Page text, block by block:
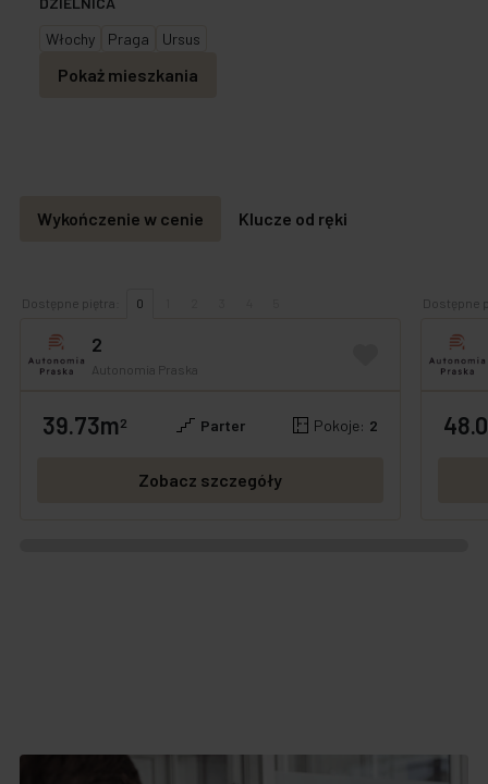
Włochy
Praga Ursus
Pokaż mieszkania
Wykończenie w cenie Klucze od ręki
Dostępne piętra: 0
2
Autonomia Praska
GOTOWE OFERTA SPECJALNA
39.73m2 Parter Pokoje: 2
Zobacz szczegóły
Dostępne